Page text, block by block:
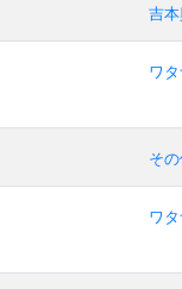
吉
ワ
そ
ワ